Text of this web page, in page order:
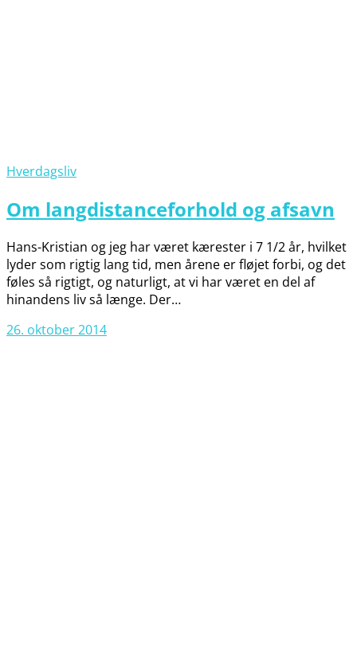
Hverdagsliv
Om langdistanceforhold og afsavn
Hans-Kristian og jeg har været kærester i 7 1/2 år, hvilket
lyder som rigtig lang tid, men årene er fløjet forbi, og det
føles så rigtigt, og naturligt, at vi har været en del af
hinandens liv så længe. Der…
26. oktober 2014